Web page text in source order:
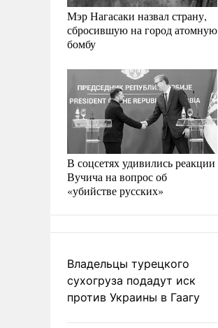
Мэр Нагасаки назвал страну,
сбросившую на город атомную
бомбу
В соцсетях удивились реакции
Вучича на вопрос об
«убийстве русских»
Владельцы турецкого
сухогруза подадут иск
против Украины в Гаагу